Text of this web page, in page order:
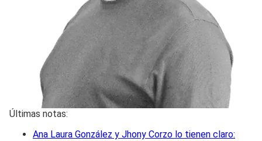
Últimas notas:
Ana Laura González y Jhony Corzo lo tienen claro: